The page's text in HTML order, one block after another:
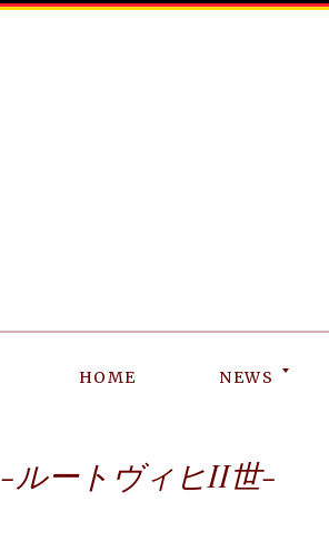
HOME NEWS
-ルートヴィヒII世-